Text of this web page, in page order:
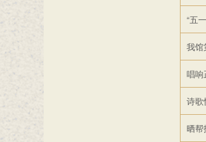
“五
我馆
唱响
诗歌
晒帮